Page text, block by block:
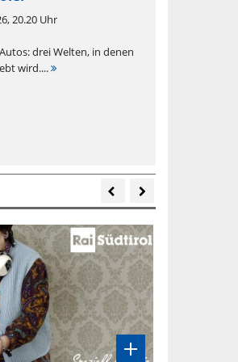
20.20 Uhr
drei Welten, in denen
wird....